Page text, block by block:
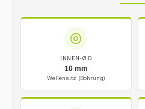
INNEN-Ø D
10 mm
Wellensitz (Bohrung)